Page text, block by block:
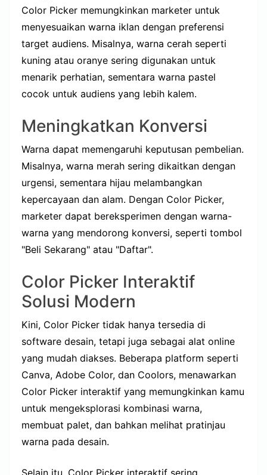
Color Picker memungkinkan marketer untuk
menyesuaikan warna iklan dengan preferensi
target audiens. Misalnya, warna cerah seperti
kuning atau oranye sering digunakan untuk
menarik perhatian, sementara warna pastel
cocok untuk audiens yang lebih kalem.
Meningkatkan Konversi
Warna dapat memengaruhi keputusan pembelian.
Misalnya, warna merah sering dikaitkan dengan
urgensi, sementara hijau melambangkan
kepercayaan dan alam. Dengan Color Picker,
marketer dapat bereksperimen dengan warna-
warna yang mendorong konversi, seperti tombol
"Beli Sekarang" atau "Daftar".
Color Picker Interaktif
Solusi Modern
Kini, Color Picker tidak hanya tersedia di
software desain, tetapi juga sebagai alat online
yang mudah diakses. Beberapa platform seperti
Canva, Adobe Color, dan Coolors, menawarkan
Color Picker interaktif yang memungkinkan kamu
untuk mengeksplorasi kombinasi warna,
membuat palet, dan bahkan melihat pratinjau
warna pada desain.
Selain itu, Color Picker interaktif sering